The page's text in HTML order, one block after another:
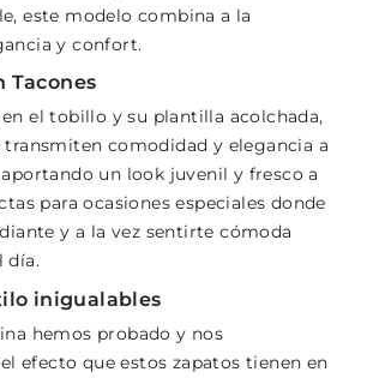
este modelo combina a la
y confort.
Tacones
en el tobillo y su plantilla acolchada,
transmiten comodidad y elegancia a
un look juvenil y fresco a
para ocasiones especiales donde
y a la vez sentirte cómoda
día.
inigualables
hemos probado y nos
efecto que estos zapatos tienen en